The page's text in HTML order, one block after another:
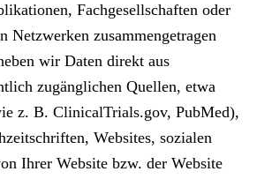
Fachgesellschaften oder
Netzwerken zusammengetragen
wir Daten direkt aus
zugänglichen Quellen, etwa
z. B. ClinicalTrials.gov, PubMed),
Websites, sozialen
Ihrer Website bzw. der Website